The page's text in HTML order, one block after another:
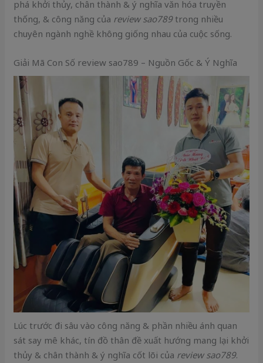
phá khởi thủy, chân thành & ý nghĩa văn hóa truyền
thống, & công năng của review sao789trong nhiều
chuyên ngành nghề không giống nhau của cuộc sống.
Giải Mã Con Số review sao789 – Nguồn Gốc & Ý Nghĩa
Lúc trước đi sâu vào công năng & phần nhiều ánh quan
sát say mê khác, tín đồ thân đề xuất hướng mang lại khởi
thủy & chân thành & ý nghĩa cốt lõi của review sao789.